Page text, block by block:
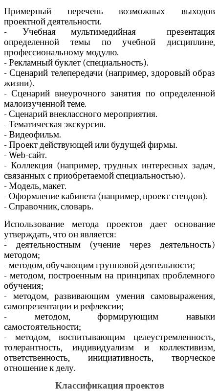
Примерный перечень возможных выходов
проектной деятельности.
- Учебная мультимедийная презентация
определенной темы по учебной дисциплине,
профессиональному модулю.
- Рекламный буклет (специальность).
- Сценарий телепередачи (например, здоровый образ
жизни).
- Сценарий внеурочного занятия по определенной
малоизученной теме.
- Сценарий внеклассного мероприятия.
- Тематическая экскурсия.
- Видеофильм.
- Проект действующей или будущей фирмы.
- Web-сайт.
- Коллекция (например, трудных интересных задач,
связанных с приобретаемой специальностью).
- Модель, макет.
- Оформление кабинета (например, проект стендов).
- Справочник, словарь.
Использование метода проектов дает основание
утверждать, что он является:
- деятельностным (учение через деятельность)
методом;
- методом, обучающим групповой деятельности;
- методом, построенным на принципах проблемного
обучения;
- методом, развивающим умения самовыражения,
самопрезентации и рефлексии;
- методом, формирующим навыки
самостоятельности;
- методом, воспитывающим целеустремленность,
толерантность, индивидуализм и коллективизм,
ответственность, инициативность, творческое
отношение к делу.
Классификация проектов